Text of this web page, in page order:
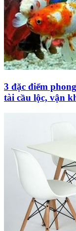
3 đặc điểm
tài cầu lộc, vận